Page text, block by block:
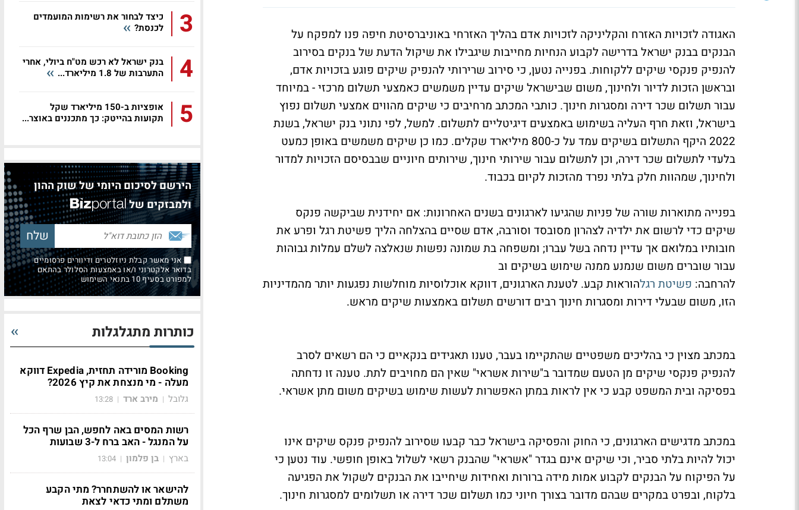
האגודה לזכויות האזרח והקליניקה לזכויות אדם בהליך האזרחי באוניברסיטת חיפה פנו למפקח על
הבנקים בבנק ישראל בדרישה לקבוע הנחיות מחייבות שיגבילו את שיקול הדעת של בנקים בסירוב
להנפיק פנקסי שיקים ללקוחות. בפנייה נטען, כי סירוב שרירותי להנפיק שיקים פוגע בזכויות אדם,
ובראשן הזכות לדיור ולחינוך, משום שבישראל שיקים עדיין משמשים כאמצעי תשלום מרכזי - במיוחד
עבור תשלום שכר דירה ומסגרות חינוך. כותבי המכתב מרחיבים כי שיקים מהווים אמצעי תשלום נפוץ
בישראל, וזאת חרף העליה בשימוש באמצעים דיגיטליים לתשלום. למשל, לפי נתוני בנק ישראל, בשנת
2022 היקף התשלום בשיקים עמד על כ-800 מיליארד שקלים. כמו כן שיקים משמשים באופן כמעט
בלעדי לתשלום שכר דירה, וכן לתשלום עבור שירותי חינוך, שירותים חיוניים שבבסיסם הזכויות למדור
ולחינוך, שמהוות חלק בלתי נפרד מהזכות לקיום בכבוד.
בפנייה מתוארות שורה של פניות שהגיעו לארגונים בשנים האחרונות: אם יחידנית שביקשה פנקס
שיקים כדי לרשום את ילדיה לצהרון מסובסד וסורבה, אדם שסיים בהצלחה הליך פשיטת רגל ופרע את
חובותיו במלואם אך עדיין נדחה בשל עברו; ומשפחה בת שמונה נפשות שנאלצה לשלם עמלות גבוהות
עבור שוברים משום שנמנע ממנה שימוש בשיקים וב
להרחבה: פשיטת רגלהוראות קבע. לטענת הארגונים, דווקא אוכלוסיות מוחלשות נפגעות יותר מהמדיניות
הזו, משום שבעלי דירות ומסגרות חינוך רבים דורשים תשלום באמצעות שיקים מראש.
במכתב מצוין כי בהליכים משפטיים שהתקיימו בעבר, טענו תאגידים בנקאיים כי הם רשאים לסרב
להנפיק פנקסי שיקים מן הטעם שמדובר ב"שירות אשראי" שאין הם מחויבים לתת. טענה זו נדחתה
בפסיקה ובית המשפט קבע כי אין לראות במתן האפשרות לעשות שימוש בשיקים משום מתן אשראי.
במכתב מדגישים הארגונים, כי החוק והפסיקה בישראל כבר קבעו שסירוב להנפיק פנקס שיקים אינו
יכול להיות בלתי סביר, וכי שיקים אינם בגדר "אשראי" שהבנק רשאי לשלול באופן חופשי. עוד נטען כי
על הפיקוח על הבנקים לקבוע אמות מידה ברורות ואחידות שיחייבו את הבנקים לשקול את הפגיעה
בלקוח, ובפרט במקרים שבהם מדובר בצורך חיוני כמו תשלום שכר דירה או תשלומים למסגרות חינוך.
3
כיצד לבחור את רשימות המועמדים
לכנסת?
4
בנק ישראל לא רכש מט"ח ביולי, אחרי
התערבות של 1.8 מיליארד...
5
אופציות ב-150 מיליארד שקל
תקועות בהייטק: כך מתכננים באוצר...
הירשם לסיכום היומי של שוק ההון
ולמבזקים של
אני מאשר קבלת ניוזלטרים ודיוורים פרסומיים
בדואר אלקטרוני ו/או באמצעות הסלולר בהתאם
למפורט בסעיף 10 בתנאי השימוש
כותרות מתגלגלות
Booking מורידה תחזית, Expedia דווקא
מעלה - מי מנצחת את קיץ 2026?
גלובל | מירב ארד |
13:28
רשות המסים באה לחפש, הבן שרף הכל
על המנגל - האב ברח ל-3 שבועות
בארץ | בן פלמון |
13:04
להישאר או להשתחרר? מתי הקבע
משתלם ומתי כדאי לצאת